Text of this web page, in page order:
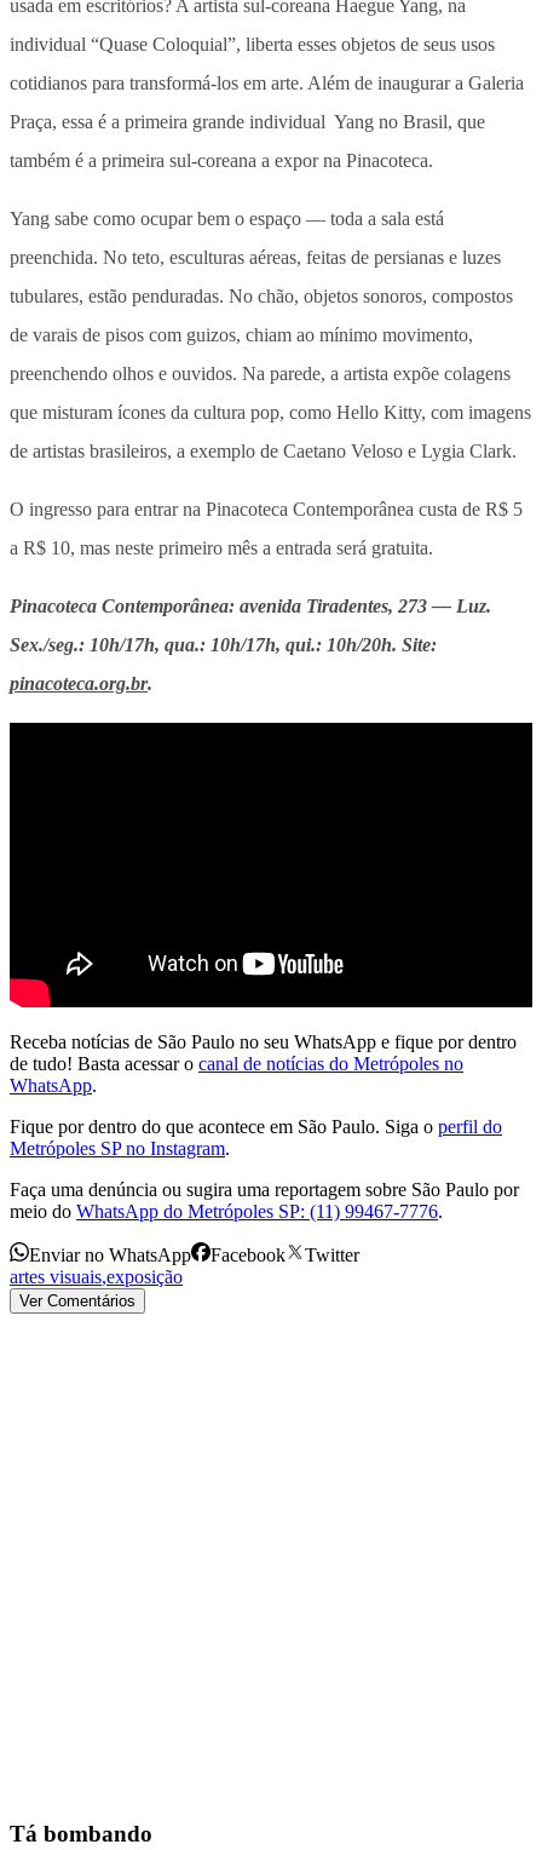
usada em escritórios? A artista sul-coreana Haegue Yang, na
individual “Quase Coloquial”, liberta esses objetos de seus usos
cotidianos para transformá-los em arte. Além de inaugurar a Galeria
Praça, essa é a primeira grande individual Yang no Brasil, que
também é a primeira sul-coreana a expor na Pinacoteca.
Yang sabe como ocupar bem o espaço — toda a sala está
preenchida. No teto, esculturas aéreas, feitas de persianas e luzes
tubulares, estão penduradas. No chão, objetos sonoros, compostos
de varais de pisos com guizos, chiam ao mínimo movimento,
preenchendo olhos e ouvidos. Na parede, a artista expõe colagens
que misturam ícones da cultura pop, como Hello Kitty, com imagens
de artistas brasileiros, a exemplo de Caetano Veloso e Lygia Clark.
O ingresso para entrar na Pinacoteca Contemporânea custa de R$ 5
a R$ 10, mas neste primeiro mês a entrada será gratuita.
Pinacoteca Contemporânea: avenida Tiradentes, 273 — Luz.
Sex./seg.: 10h/17h, qua.: 10h/17h, qui.: 10h/20h. Site:
pinacoteca.org.br.
Receba notícias de São Paulo no seu WhatsApp e fique por dentro
de tudo! Basta acessar o canal de notícias do Metrópoles no
WhatsApp.
Fique por dentro do que acontece em São Paulo. Siga o perfil do
Metrópoles SP no Instagram.
Faça uma denúncia ou sugira uma reportagem sobre São Paulo por
meio do WhatsApp do Metrópoles SP: (11) 99467-7776.
Enviar no WhatsApp Facebook
Twitter
artes visuais,exposição
Ver Comentários
Tá bombando